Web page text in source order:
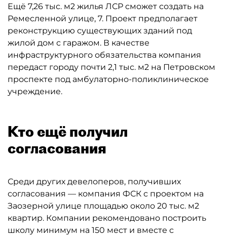
Ещё 7,26 тыс. м2 жилья ЛСР сможет создать на
Ремесленной улице, 7. Проект предполагает
реконструкцию существующих зданий под
жилой дом с гаражом. В качестве
инфраструктурного обязательства компания
передаст городу почти 2,1 тыс. м2 на Петровском
проспекте под амбулаторно-поликлиническое
учреждение.
Кто ещё получил
согласования
Среди других девелоперов, получивших
согласования — компания ФСК с проектом на
Заозерной улице площадью около 20 тыс. м2
квартир. Компании рекомендовано построить
школу минимум на 150 мест и вместе с